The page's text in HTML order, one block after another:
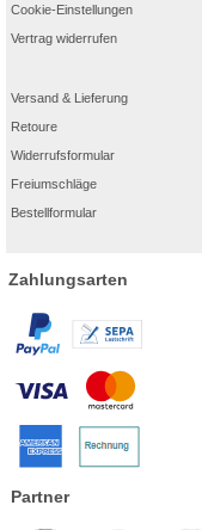
Cookie-Einstellungen
Vertrag widerrufen
Versand & Lieferung
Retoure
Widerrufsformular
Freiumschläge
Bestellformular
Zahlungsarten
Partner